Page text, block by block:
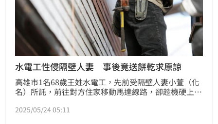
水電工性侵隔壁人妻 事後竟送餅乾求原諒
高雄市1名68歲王姓水電工，先前受隔壁人妻小萱（化
名）所託，前往對方住家移動馬達線路，卻趁機硬上小
發後無法工作，並與丈夫離婚；一審法官依強制性交罪
2025/05/24 05:11